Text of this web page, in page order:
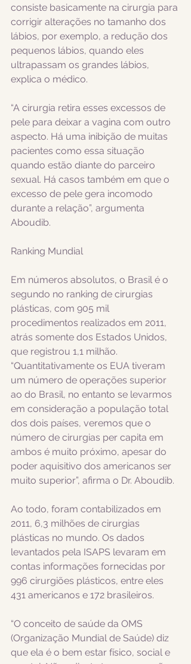
consiste basicamente na cirurgia para
corrigir alterações no tamanho dos
lábios, por exemplo, a redução dos
pequenos lábios, quando eles
ultrapassam os grandes lábios,
explica o médico.
“A cirurgia retira esses excessos de
pele para deixar a vagina com outro
aspecto. Há uma inibição de muitas
pacientes como essa situação
quando estão diante do parceiro
sexual. Há casos também em que o
excesso de pele gera incomodo
durante a relação”, argumenta
Aboudib.
Ranking Mundial
Em números absolutos, o Brasil é o
segundo no ranking de cirurgias
plásticas, com 905 mil
procedimentos realizados em 2011,
atrás somente dos Estados Unidos,
que registrou 1,1 milhão.
“Quantitativamente os EUA tiveram
um número de operações superior
ao do Brasil, no entanto se levarmos
em consideração a população total
dos dois países, veremos que o
número de cirurgias per capita em
ambos é muito próximo, apesar do
poder aquisitivo dos americanos ser
muito superior”, afirma o Dr. Aboudib.
Ao todo, foram contabilizados em
2011, 6,3 milhões de cirurgias
plásticas no mundo. Os dados
levantados pela ISAPS levaram em
contas informações fornecidas por
996 cirurgiões plásticos, entre eles
431 americanos e 172 brasileiros.
“O conceito de saúde da OMS
(Organização Mundial de Saúde) diz
que ela é o bem estar físico, social e